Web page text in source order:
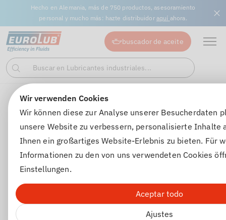
Wir verwenden Cookies
Wir können diese zur Analyse unserer Besucherdaten
unsere Website zu verbessern, personalisierte Inhalte
Ihnen ein großartiges Website-Erlebnis zu bieten. Für
Informationen zu den von uns verwendeten Cookies
Einstellungen.
Aceptar todo
Ajustes
Hecho en Alemania, más de 750 productos, asesoramiento
personal y mucho más: hazte distribuidor aquí ahora.
buscador de aceite
Buscar
en
Buscar en Lubricantes industriales...
Aceites de motor Aceites para motocicletas